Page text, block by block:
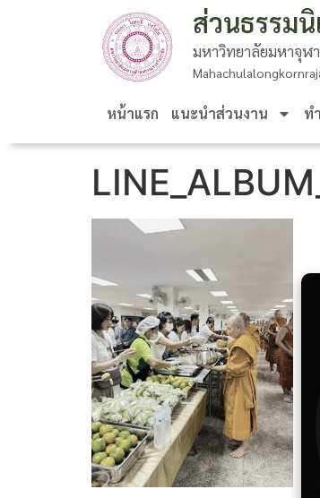
ส่วนธรรม
มหาวิทยาลัยมหาจุฬ
หน้าแรก แนะนำส่วนงาน ท